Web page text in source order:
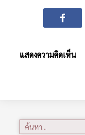
แสดงความคิดเห็น